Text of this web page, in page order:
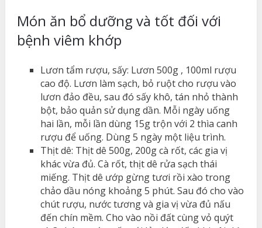
Món ăn bổ dưỡng và tốt đối với
bệnh viêm khớp
Lươn tẩm rượu, sấy: Lươn 500g , 100ml rượu
cao độ. Lươn làm sạch, bỏ ruột cho rượu vào
lươn đảo đều, sau đó sấy khô, tán nhỏ thành
bột, bảo quản sử dụng dần. Mỗi ngày uống
hai lần, mỗi lần dùng 15g trộn với 2 thìa canh
rượu để uống. Dùng 5 ngày một liệu trình.
Thịt dê: Thịt dê 500g, 200g cà rốt, các gia vị
khác vừa đủ. Cà rốt, thịt dê rửa sạch thái
miếng. Thịt dê ướp gừng tươi rồi xào trong
chảo dầu nóng khoảng 5 phút. Sau đó cho vào
chút rượu, nước tương và gia vị vừa đủ nấu
đến chín mềm. Cho vào nồi đất cùng vỏ quýt